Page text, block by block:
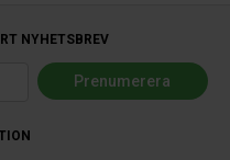
NYHETSBREV